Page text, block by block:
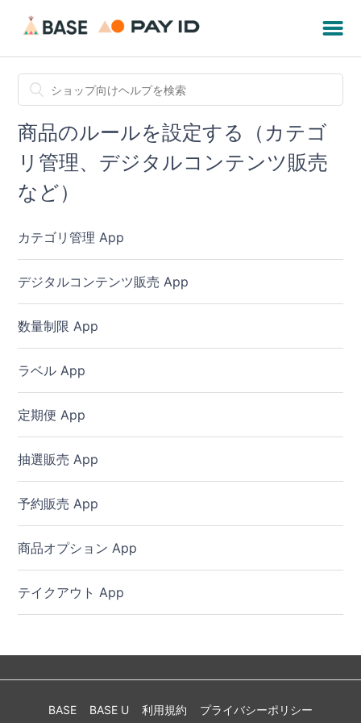
商品のルールを設定する（カテゴ
リ管理、デジタルコンテンツ販売
など）
カテゴリ管理 App
デジタルコンテンツ販売 App
数量制限 App
ラベル App
定期便 App
抽選販売 App
予約販売 App
商品オプション App
テイクアウト App
BASE BASE U 利用規約 プライバシーポリシー